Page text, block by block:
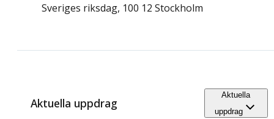
Sveriges riksdag, 100 12 Stockholm
Aktuella uppdrag
Aktuella
uppdrag